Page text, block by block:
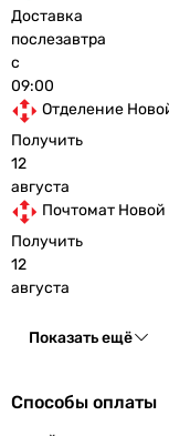
Доставка
послезавтра
с
09:00
Отделение
Получить
12
августа
Почтомат Новой
Получить
12
августа
Показать ещё
Способы оплаты